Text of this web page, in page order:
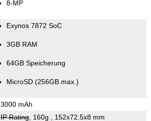
8-MP
Exynos 7872 SoC
3GB RAM
64GB Speicherung
MicroSD (256GB max.)
3000 mAh
IP Rating, 160g , 152x72.5x8 mm